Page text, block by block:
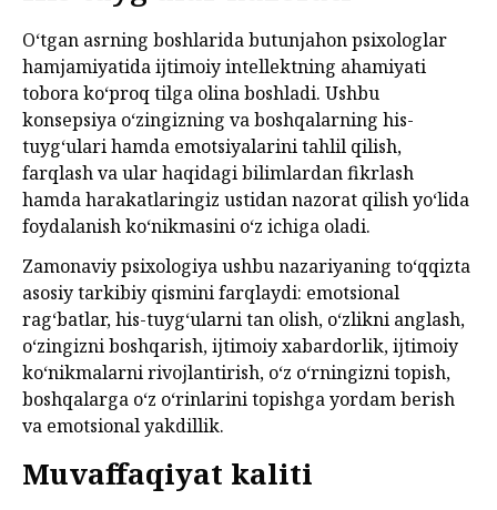
O‘tgan asrning boshlarida butunjahon psixologlar
hamjamiyatida ijtimoiy intellektning ahamiyati
tobora ko‘proq tilga olina boshladi. Ushbu
konsepsiya o‘zingizning va boshqalarning his-
tuyg‘ulari hamda emotsiyalarini tahlil qilish,
farqlash va ular haqidagi bilimlardan fikrlash
hamda harakatlaringiz ustidan nazorat qilish yo‘lida
foydalanish ko‘nikmasini o‘z ichiga oladi.
Zamonaviy psixologiya ushbu nazariyaning to‘qqizta
asosiy tarkibiy qismini farqlaydi: emotsional
rag‘batlar, his-tuyg‘ularni tan olish, o‘zlikni anglash,
o‘zingizni boshqarish, ijtimoiy xabardorlik, ijtimoiy
ko‘nikmalarni rivojlantirish, o‘z o‘rningizni topish,
boshqalarga o‘z o‘rinlarini topishga yordam berish
va emotsional yakdillik.
Muvaffaqiyat kaliti